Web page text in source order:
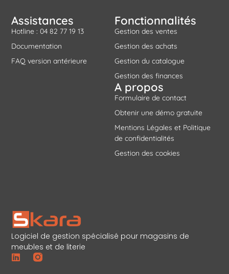
Logiciel de gestion spécialisé pour magasins de
meubles et de literie
Fonctionnalités
Gestion des ventes
Gestion des achats
Gestion du catalogue
Gestion des finances
Assistances
Hotline : 04 82 77 19 13
Documentation
FAQ version antérieure
A propos
Formulaire de contact
Obtenir une démo gratuite
Mentions Légales et Politique
de confidentialités
Gestion des cookies